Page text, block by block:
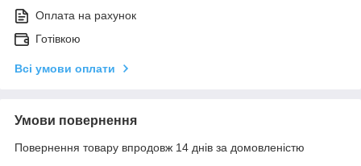
Оплата на рахунок
Готівкою
Всі умови оплати
Умови повернення
Повернення товару впродовж 14 днів за домовленістю